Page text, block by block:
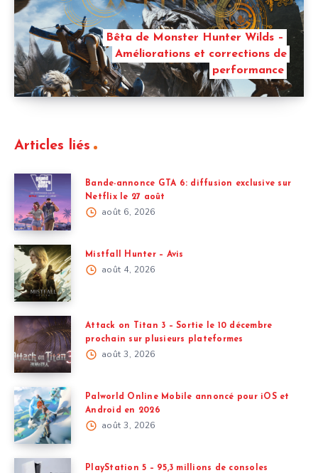
Bêta de Monster Hunter Wilds –
Améliorations et corrections de
performance
Articles liés
Bande-annonce GTA 6: diffusion exclusive sur
Netflix le 27 août
août 6, 2026
Mistfall Hunter – Avis
août 4, 2026
Attack on Titan 3 – Sortie le 10 décembre
prochain sur plusieurs plateformes
août 3, 2026
Palworld Online Mobile annoncé pour iOS et
Android en 2026
août 3, 2026
PlayStation 5 – 95,3 millions de consoles